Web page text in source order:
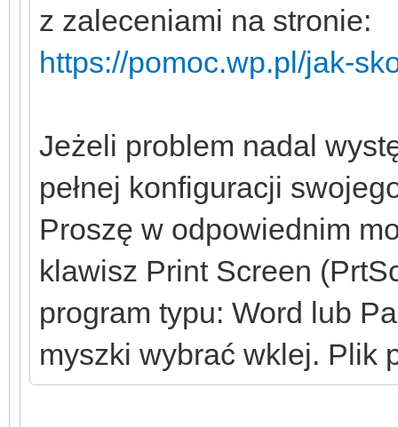
z zaleceniami na stronie:
https://pomoc.wp.pl/jak-
Jeżeli problem nadal
pełnej konfiguracji
Proszę w odpowiednim
klawisz Print Screen
program typu: Word lub
myszki wybrać wklej. Plik